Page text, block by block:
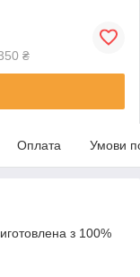
₴
Оплата Умови
з 100%